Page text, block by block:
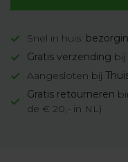
Snel in huis:
Gratis verzending bij
Aangesloten bij
Gratis retourneren
de € 20,- in NL)